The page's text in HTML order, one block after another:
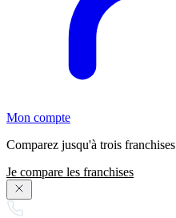
Mon compte
Comparez jusqu'à trois franchises
Je compare les franchises